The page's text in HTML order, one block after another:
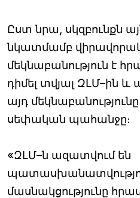
Ըստ նրա, սկզբունքն
նկատմամբ
մեկնաբանություն է
դիմել տվյալ ԶԼՄ–ին և
այդ
սեփական պահանջը։
«ԶԼՄ–ն ազատվում են
մասնակցությունը